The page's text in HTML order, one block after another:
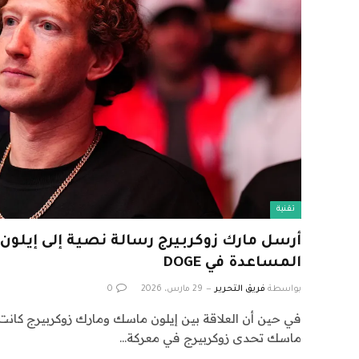
تقنية
أرسل مارك زوكربيرج رسالة نصية إلى
المساعدة في DOGE
بواسطة فريق التحرير 29 مارس، 2026 0
في حين أن العلاقة بين إيلون ماسك ومارك زوكربيرج
ماسك تحدى زوكربيرج في معركة…